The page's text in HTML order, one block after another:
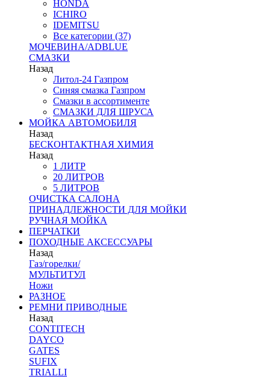
HONDA
ICHIRO
IDEMITSU
Все категории (37)
МОЧЕВИНА/ADBLUE
СМАЗКИ
Назад
Литол-24 Газпром
Синяя смазка Газпром
Смазки в ассортименте
СМАЗКИ ДЛЯ ШРУСА
МОЙКА АВТОМОБИЛЯ
Назад
БЕСКОНТАКТНАЯ ХИМИЯ
Назад
1 ЛИТР
20 ЛИТРОВ
5 ЛИТРОВ
ОЧИСТКА САЛОНА
ПРИНАДЛЕЖНОСТИ ДЛЯ МОЙКИ
РУЧНАЯ МОЙКА
ПЕРЧАТКИ
ПОХОДНЫЕ АКСЕССУАРЫ
Назад
Газ/горелки/
МУЛЬТИТУЛ
Ножи
РАЗНОЕ
РЕМНИ ПРИВОДНЫЕ
Назад
CONTITECH
DAYCO
GATES
SUFIX
TRIALLI